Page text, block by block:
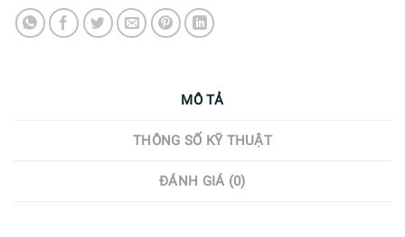
MÔ TẢ
THÔNG SỐ KỸ THUẬT
ĐÁNH GIÁ (0)